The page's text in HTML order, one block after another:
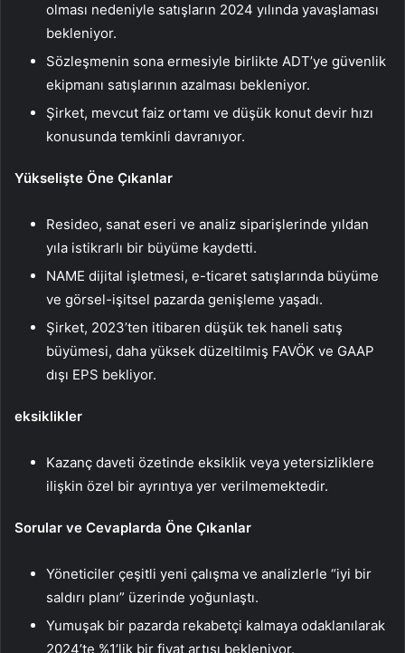
olması nedeniyle satışların 2024 yılında yavaşlaması
bekleniyor.
Sözleşmenin sona ermesiyle birlikte ADT’ye güvenlik
ekipmanı satışlarının azalması bekleniyor.
Şirket, mevcut faiz ortamı ve düşük konut devir hızı
konusunda temkinli davranıyor.
Yükselişte Öne Çıkanlar
Resideo, sanat eseri ve analiz siparişlerinde yıldan
yıla istikrarlı bir büyüme kaydetti.
NAME dijital işletmesi, e-ticaret satışlarında büyüme
ve görsel-işitsel pazarda genişleme yaşadı.
Şirket, 2023’ten itibaren düşük tek haneli satış
büyümesi, daha yüksek düzeltilmiş FAVÖK ve GAAP
dışı EPS bekliyor.
eksiklikler
Kazanç daveti özetinde eksiklik veya yetersizliklere
ilişkin özel bir ayrıntıya yer verilmemektedir.
Sorular ve Cevaplarda Öne Çıkanlar
Yöneticiler çeşitli yeni çalışma ve analizlerle “iyi bir
saldırı planı” üzerinde yoğunlaştı.
Yumuşak bir pazarda rekabetçi kalmaya odaklanılarak
2024’te %1’lik bir fiyat artışı bekleniyor.